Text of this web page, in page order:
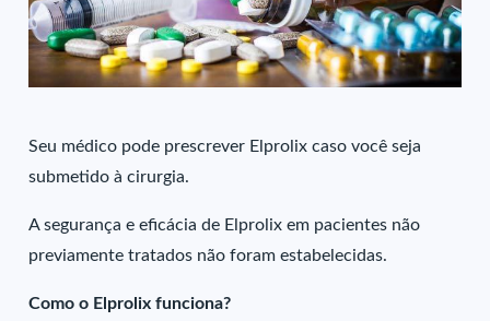
Seu médico pode prescrever Elprolix caso você seja
submetido à cirurgia.
A segurança e eficácia de Elprolix em pacientes não
previamente tratados não foram estabelecidas.
Como o Elprolix funciona?